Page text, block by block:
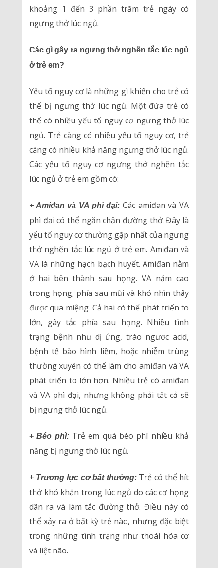
khoảng 1 đến 3 phần trăm trẻ ngáy có
ngưng thở lúc ngủ.
Các gì gây ra ngưng thở nghẽn tắc lúc ngủ
ở trẻ em?
Yếu tố nguy cơ là những gì khiến cho trẻ có
thể bị ngưng thở lúc ngủ. Một đứa trẻ có
thể có nhiều yếu tố nguy cơ ngưng thở lúc
ngủ. Trẻ càng có nhiều yếu tố nguy cơ, trẻ
càng có nhiều khả năng ngưng thở lúc ngủ.
Các yếu tố nguy cơ ngưng thở nghẽn tắc
lúc ngủ ở trẻ em gồm có:
+ Amiđan và VA phì đại:Các amiđan và VA
phì đại có thể ngăn chận đường thở. Đây là
yếu tố nguy cơ thường gặp nhất của ngưng
thở nghẽn tắc lúc ngủ ở trẻ em. Amiđan và
VA là những hạch bạch huyết. Amiđan nằm
ở hai bên thành sau họng. VA nằm cao
trong họng, phía sau mũi và khó nhìn thấy
được qua miệng. Cả hai có thể phát triển to
lớn, gây tắc phía sau họng. Nhiều tình
trạng bệnh như dị ứng, trào ngược acid,
bệnh tế bào hình liềm, hoặc nhiễm trùng
thường xuyên có thể làm cho amiđan và VA
phát triển to lớn hơn. Nhiều trẻ có amiđan
và VA phì đại, nhưng không phải tất cả sẽ
bị ngưng thở lúc ngủ.
+Béo phì: Trẻ em quá béo phì nhiều khả
năng bị ngưng thở lúc ngủ.
+ Trương lực cơ bất thường:Trẻ có thể hít
thở khó khăn trong lúc ngủ do các cơ họng
dãn ra và làm tắc đường thở. Điều này có
thể xảy ra ở bất kỳ trẻ nào, nhưng đặc biệt
trong những tình trạng như thoái hóa cơ
và liệt não.